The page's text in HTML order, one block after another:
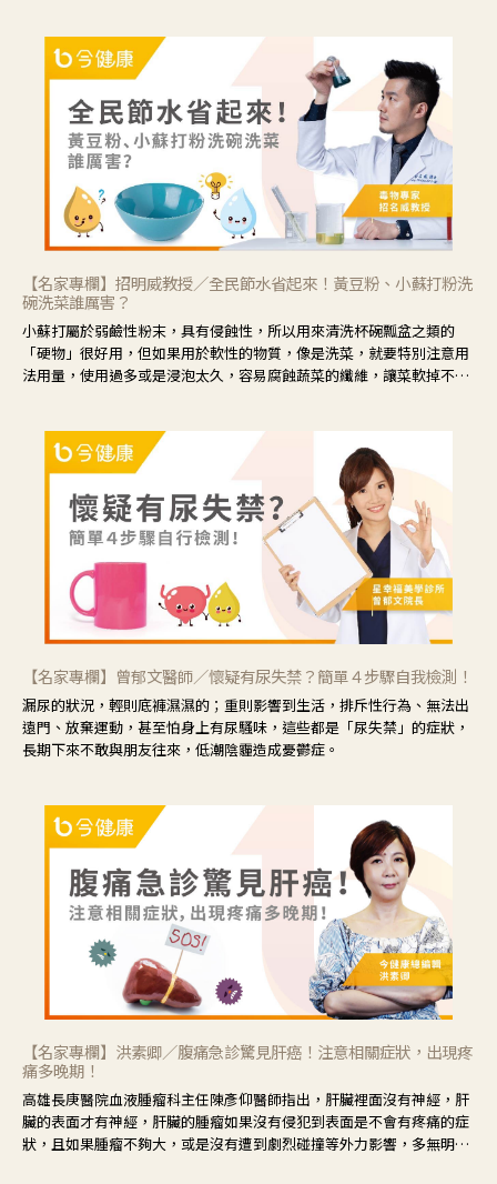
候就要使用菊花、金銀花來治療；假如單純的眼睛乾澀，結膜沒有紅，
眼睛周圍沒有眼屎，這種情況是屬於「陰虛」，就可以使用枸杞、蓮
藕、麥門冬、山藥等比較滋潤的藥材，效果就更顯著。
【名家專欄】招明威教授／全民節水省起來！黃豆粉、小蘇打粉洗
碗洗菜誰厲害？
小蘇打屬於弱鹼性粉末，具有侵蝕性，所以用來清洗杯碗瓢盆之類的
「硬物」很好用，但如果用於軟性的物質，像是洗菜，就要特別注意用
法用量，使用過多或是浸泡太久，容易腐蝕蔬菜的纖維，讓菜軟掉不清
【名家專欄】曾郁文醫師／懷疑有尿失禁？簡單４步驟自我檢測！
漏尿的狀況，輕則底褲濕濕的；重則影響到生活，排斥性行為、無法出
遠門、放棄運動，甚至怕身上有尿騷味，這些都是「尿失禁」的症狀，
長期下來不敢與朋友往來，低潮陰霾造成憂鬱症。
【名家專欄】洪素卿／腹痛急診驚見肝癌！注意相關症狀，出現疼
痛多晚期！
高雄長庚醫院血液腫瘤科主任陳彥仰醫師指出，肝臟裡面沒有神經，肝
臟的表面才有神經，肝臟的腫瘤如果沒有侵犯到表面是不會有疼痛的症
狀，且如果腫瘤不夠大，或是沒有遭到劇烈碰撞等外力影響，多無明顯